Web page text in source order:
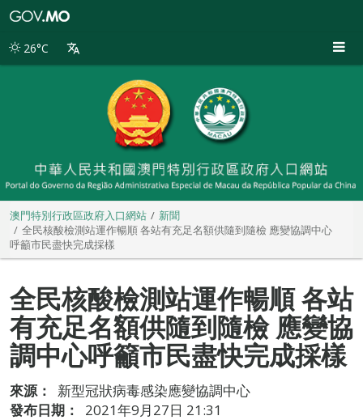
別
26°C
澳門特別行政區政府入口網站
新聞
全民核酸檢測站運作暢順 各站有充足名額供隨到隨檢 應變協調中心
呼籲市民盡快完成採樣
全民核酸檢測站運作暢順 各站
有充足名額供隨到隨檢 應變協
調中心呼籲市民盡快完成採樣
來源：
新型冠狀病毒感染應變協調中心
發布日期：
2021年9月27日 21:31